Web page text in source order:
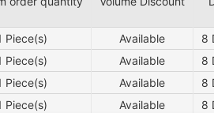
Piece(s) Available 8
Piece(s) Available 8
Piece(s) Available 8
Piece(s) Available 8